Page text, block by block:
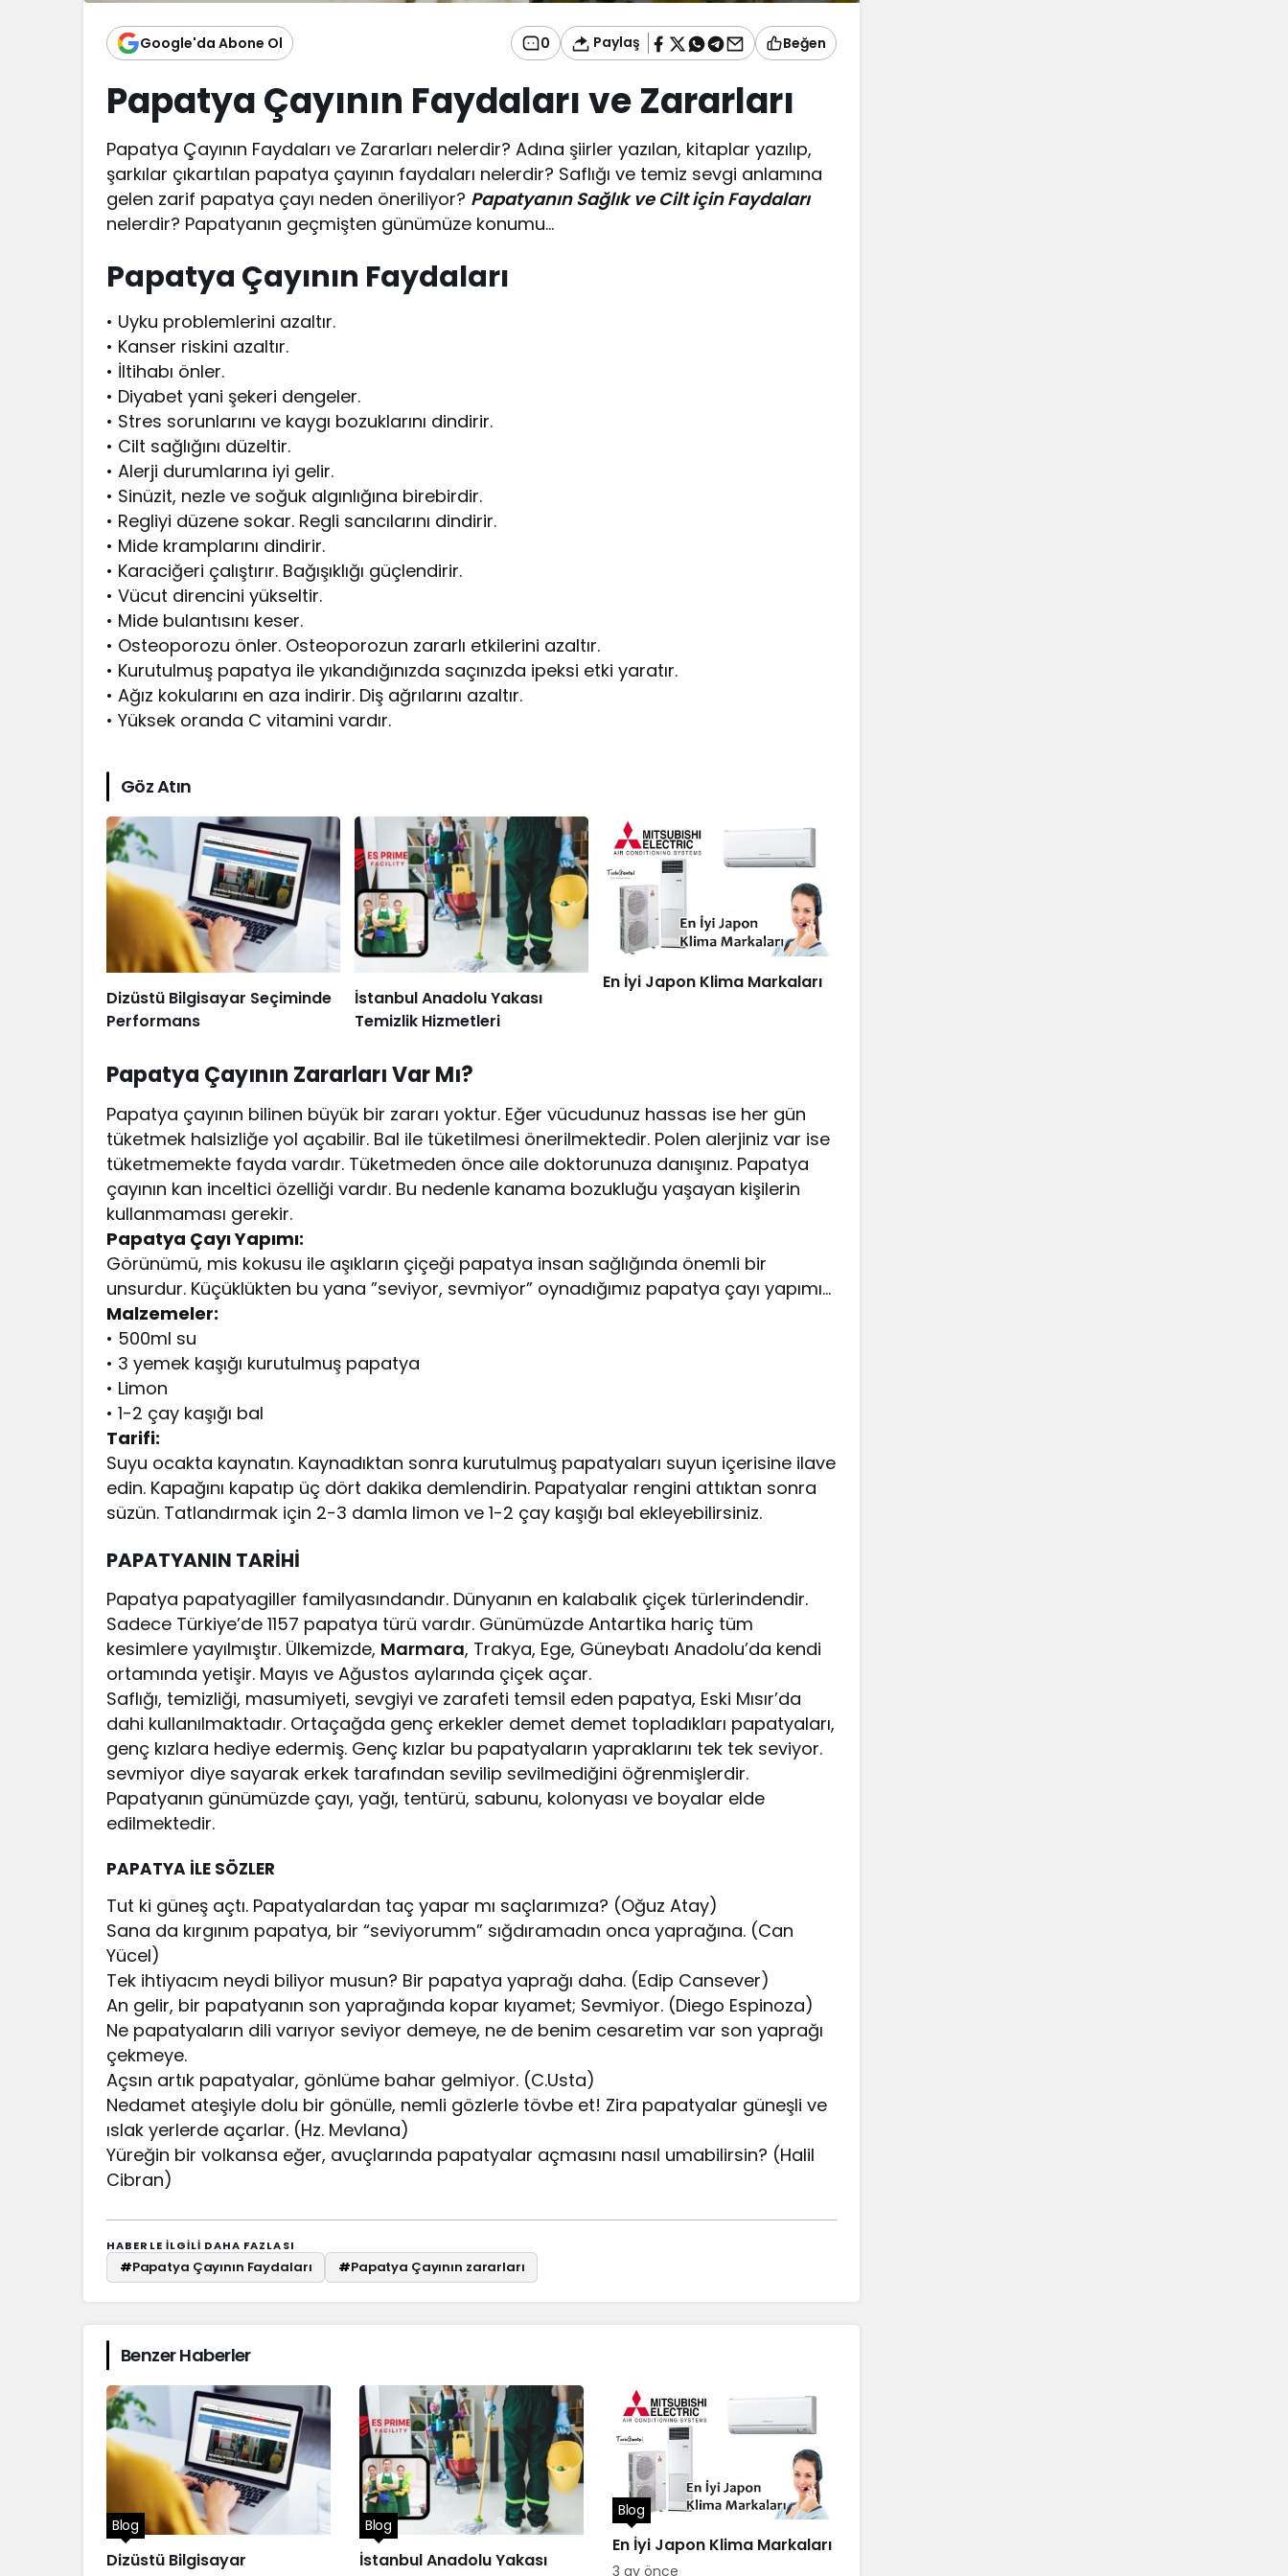
Google'da Abone Ol 0 Paylaş Beğen
Papatya Çayının Faydaları ve Zararları
Papatya Çayının Faydaları ve Zararları nelerdir? Adına şiirler yazılan, kitaplar yazılıp,
şarkılar çıkartılan papatya çayının faydaları nelerdir? Saflığı ve temiz sevgi anlamına
gelen zarif papatya çayı neden öneriliyor? Papatyanın Sağlık ve Cilt için Faydaları
nelerdir? Papatyanın geçmişten günümüze konumu…
Papatya Çayının Faydaları
• Uyku problemlerini azaltır.
• Kanser riskini azaltır.
• İltihabı önler.
• Diyabet yani şekeri dengeler.
• Stres sorunlarını ve kaygı bozuklarını dindirir.
• Cilt sağlığını düzeltir.
• Alerji durumlarına iyi gelir.
• Sinüzit, nezle ve soğuk algınlığına birebirdir.
• Regliyi düzene sokar. Regli sancılarını dindirir.
• Mide kramplarını dindirir.
• Karaciğeri çalıştırır. Bağışıklığı güçlendirir.
• Vücut direncini yükseltir.
• Mide bulantısını keser.
• Osteoporozu önler. Osteoporozun zararlı etkilerini azaltır.
• Kurutulmuş papatya ile yıkandığınızda saçınızda ipeksi etki yaratır.
• Ağız kokularını en aza indirir. Diş ağrılarını azaltır.
• Yüksek oranda C vitamini vardır.
Göz Atın
Dizüstü Bilgisayar Seçiminde
Performans
İstanbul Anadolu Yakası
Temizlik Hizmetleri
En İyi Japon Klima Markaları
Papatya Çayının Zararları Var Mı?
Papatya çayının bilinen büyük bir zararı yoktur. Eğer vücudunuz hassas ise her gün
tüketmek halsizliğe yol açabilir. Bal ile tüketilmesi önerilmektedir. Polen alerjiniz var ise
tüketmemekte fayda vardır. Tüketmeden önce aile doktorunuza danışınız. Papatya
çayının kan inceltici özelliği vardır. Bu nedenle kanama bozukluğu yaşayan kişilerin
kullanmaması gerekir.
Papatya Çayı Yapımı:
Görünümü, mis kokusu ile aşıkların çiçeği papatya insan sağlığında önemli bir
unsurdur. Küçüklükten bu yana ”seviyor, sevmiyor” oynadığımız papatya çayı yapımı…
Malzemeler:
• 500ml su
• 3 yemek kaşığı kurutulmuş papatya
• Limon
• 1-2 çay kaşığı bal
Tarifi:
Suyu ocakta kaynatın. Kaynadıktan sonra kurutulmuş papatyaları suyun içerisine ilave
edin. Kapağını kapatıp üç dört dakika demlendirin. Papatyalar rengini attıktan sonra
süzün. Tatlandırmak için 2-3 damla limon ve 1-2 çay kaşığı bal ekleyebilirsiniz.
PAPATYANIN TARİHİ
Papatya papatyagiller familyasındandır. Dünyanın en kalabalık çiçek türlerindendir.
Sadece Türkiye’de 1157 papatya türü vardır. Günümüzde Antartika hariç tüm
kesimlere yayılmıştır. Ülkemizde, Marmara, Trakya, Ege, Güneybatı Anadolu’da kendi
ortamında yetişir. Mayıs ve Ağustos aylarında çiçek açar.
Saflığı, temizliği, masumiyeti, sevgiyi ve zarafeti temsil eden papatya, Eski Mısır’da
dahi kullanılmaktadır. Ortaçağda genç erkekler demet demet topladıkları papatyaları,
genç kızlara hediye edermiş. Genç kızlar bu papatyaların yapraklarını tek tek seviyor.
sevmiyor diye sayarak erkek tarafından sevilip sevilmediğini öğrenmişlerdir.
Papatyanın günümüzde çayı, yağı, tentürü, sabunu, kolonyası ve boyalar elde
edilmektedir.
PAPATYA İLE SÖZLER
Tut ki güneş açtı. Papatyalardan taç yapar mı saçlarımıza? (Oğuz Atay)
Sana da kırgınım papatya, bir “seviyorumm” sığdıramadın onca yaprağına. (Can
Yücel)
Tek ihtiyacım neydi biliyor musun? Bir papatya yaprağı daha. (Edip Cansever)
An gelir, bir papatyanın son yaprağında kopar kıyamet; Sevmiyor. (Diego Espinoza)
Ne papatyaların dili varıyor seviyor demeye, ne de benim cesaretim var son yaprağı
çekmeye.
Açsın artık papatyalar, gönlüme bahar gelmiyor. (C.Usta)
Nedamet ateşiyle dolu bir gönülle, nemli gözlerle tövbe et! Zira papatyalar güneşli ve
ıslak yerlerde açarlar. (Hz. Mevlana)
Yüreğin bir volkansa eğer, avuçlarında papatyalar açmasını nasıl umabilirsin? (Halil
Cibran)
HABERLE ILGILI DAHA FAZLASI
#Papatya Çayının Faydaları #Papatya Çayının zararları
Benzer Haberler
Dizüstü Bilgisayar
Blog
İstanbul Anadolu Yakası
Blog
En İyi Japon Klima Markaları
Blog
3 ay önce